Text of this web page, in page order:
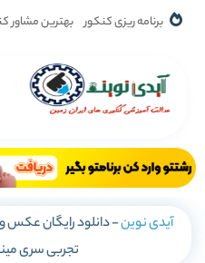
برنامه ریزی کنکور بهترین مشاور
آیدی نوین-دانلود رایگان
تجربی سری